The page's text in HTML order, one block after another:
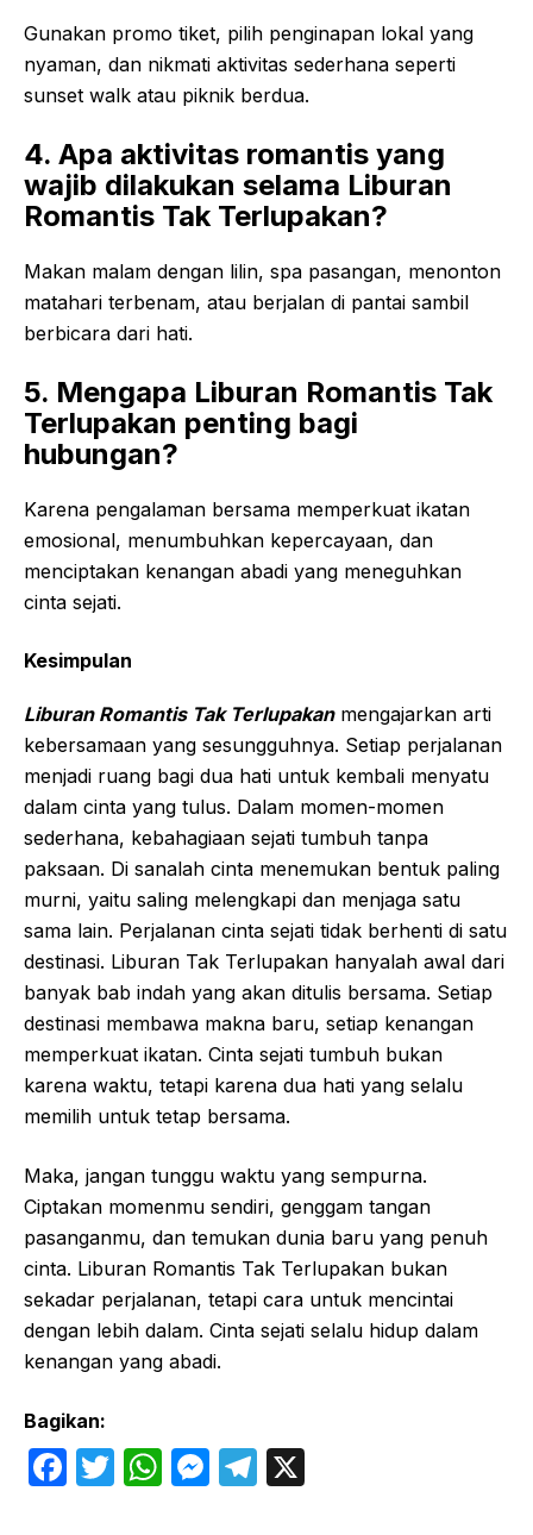
Gunakan promo tiket, pilih penginapan lokal yang
nyaman, dan nikmati aktivitas sederhana seperti
sunset walk atau piknik berdua.
4. Apa aktivitas romantis yang
wajib dilakukan selama Liburan
Romantis Tak Terlupakan?
Makan malam dengan lilin, spa pasangan, menonton
matahari terbenam, atau berjalan di pantai sambil
berbicara dari hati.
5. Mengapa Liburan Romantis Tak
Terlupakan penting bagi
hubungan?
Karena pengalaman bersama memperkuat ikatan
emosional, menumbuhkan kepercayaan, dan
menciptakan kenangan abadi yang meneguhkan
cinta sejati.
Kesimpulan
Liburan Romantis Tak Terlupakanmengajarkan arti
kebersamaan yang sesungguhnya. Setiap perjalanan
menjadi ruang bagi dua hati untuk kembali menyatu
dalam cinta yang tulus. Dalam momen-momen
sederhana, kebahagiaan sejati tumbuh tanpa
paksaan. Di sanalah cinta menemukan bentuk paling
murni, yaitu saling melengkapi dan menjaga satu
sama lain. Perjalanan cinta sejati tidak berhenti di satu
destinasi. Liburan Tak Terlupakan hanyalah awal dari
banyak bab indah yang akan ditulis bersama. Setiap
destinasi membawa makna baru, setiap kenangan
memperkuat ikatan. Cinta sejati tumbuh bukan
karena waktu, tetapi karena dua hati yang selalu
memilih untuk tetap bersama.
Maka, jangan tunggu waktu yang sempurna.
Ciptakan momenmu sendiri, genggam tangan
pasanganmu, dan temukan dunia baru yang penuh
cinta. Liburan Romantis Tak Terlupakan bukan
sekadar perjalanan, tetapi cara untuk mencintai
dengan lebih dalam. Cinta sejati selalu hidup dalam
kenangan yang abadi.
Bagikan:
F
T
W M T